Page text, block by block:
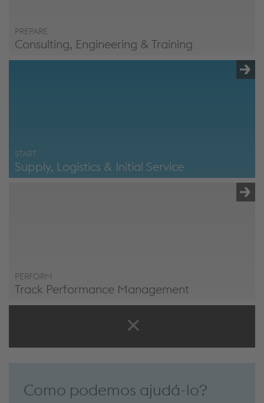
PREPARE
Consulting, Engineering & Training
START
Supply, Logistics & Initial Service
PERFORM
Track Performance Management
Como podemos ajudá-lo?